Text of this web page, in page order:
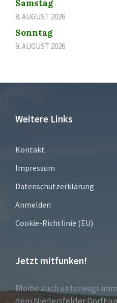
Samstag
8. AUGUST 2026
Sonntag
9. AUGUST 2026
Weitere Links
Kontakt
Impressum
Datenschutzerklärung
Anmelden
Cookie-Richtlinie (EU)
Jetzt mitfunken!
Bleibe auch unterwegs